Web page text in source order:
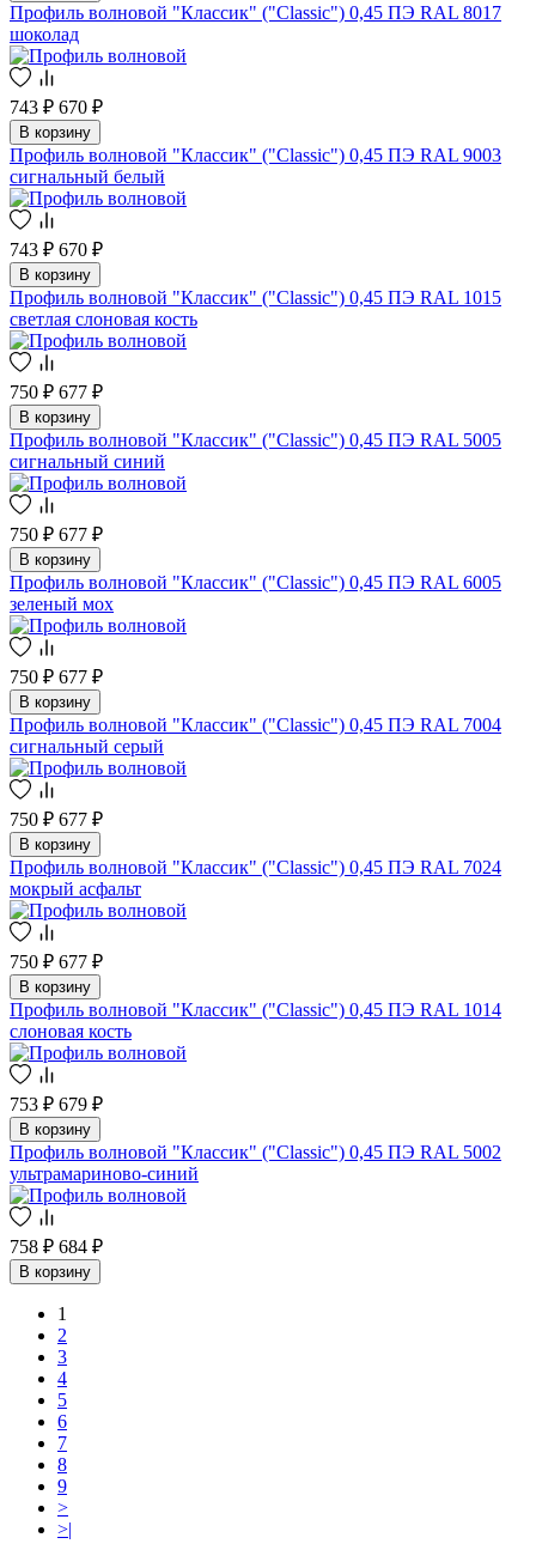
Профиль волновой "Классик" ("Classic") 0,45 ПЭ RAL 8017
шоколад
743 ₽ 670 ₽
В корзину
Профиль волновой "Классик" ("Classic") 0,45 ПЭ RAL 9003
сигнальный белый
743 ₽ 670 ₽
В корзину
Профиль волновой "Классик" ("Classic") 0,45 ПЭ RAL 1015
светлая слоновая кость
750 ₽ 677 ₽
В корзину
Профиль волновой "Классик" ("Classic") 0,45 ПЭ RAL 5005
сигнальный синий
750 ₽ 677 ₽
В корзину
Профиль волновой "Классик" ("Classic") 0,45 ПЭ RAL 6005
зеленый мох
750 ₽ 677 ₽
В корзину
Профиль волновой "Классик" ("Classic") 0,45 ПЭ RAL 7004
сигнальный серый
750 ₽ 677 ₽
В корзину
Профиль волновой "Классик" ("Classic") 0,45 ПЭ RAL 7024
мокрый асфальт
750 ₽ 677 ₽
В корзину
Профиль волновой "Классик" ("Classic") 0,45 ПЭ RAL 1014
слоновая кость
753 ₽ 679 ₽
В корзину
Профиль волновой "Классик" ("Classic") 0,45 ПЭ RAL 5002
ультрамариново-синий
758 ₽ 684 ₽
В корзину
1
2
3
4
5
6
7
8
9
>
>|